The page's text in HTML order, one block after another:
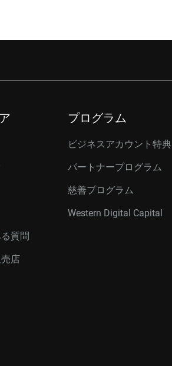
質問
店
プログラム
ビジネスアカウント特典
パートナープログラム
慈善プログラム
Western Digital Capital